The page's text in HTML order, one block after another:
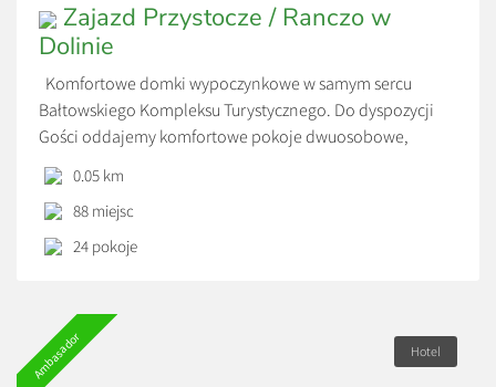
Zajazd Przystocze / Ranczo w
Dolinie
Komfortowe domki wypoczynkowe w samym sercu
Bałtowskiego Kompleksu Turystycznego. Do dyspozycji
Gości oddajemy komfortowe pokoje dwuosobowe,
przestronne studia oraz pokoje typu hostelowego. Cena
ustalana indywidualnie w zależności od standardu oraz
liczby gości.
0.05 km
88 miejsc
24 pokoje
Ambasador Hotel